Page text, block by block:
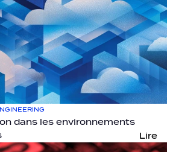
dans les environnements
Lire